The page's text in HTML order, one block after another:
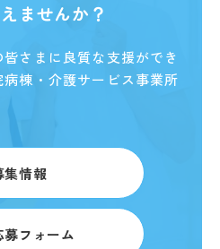
ませんか？
さまに良質な支援ができ
棟・介護サービス事業所
集情報
募フォーム